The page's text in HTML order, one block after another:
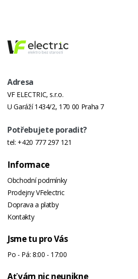
Adresa
VF ELECTRIC, s.r.o.
U Garáží 1434/2, 170 00 Praha 7
Potřebujete poradit?
tel: +420 777 297 121
Informace
Obchodní podmínky
Prodejny VFelectric
Doprava a platby
Kontakty
Jsme tu pro Vás
Po - Pá: 8:00 - 17:00
Ať vám nic neunikne